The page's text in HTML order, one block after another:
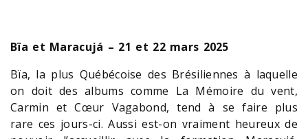
Bïa et Maracujá – 21 et 22 mars 2025
Bïa, la plus Québécoise des Brésiliennes à laquelle
on doit des albums comme La Mémoire du vent,
Carmin et Cœur Vagabond, tend à se faire plus
rare ces jours-ci. Aussi est-on vraiment heureux de